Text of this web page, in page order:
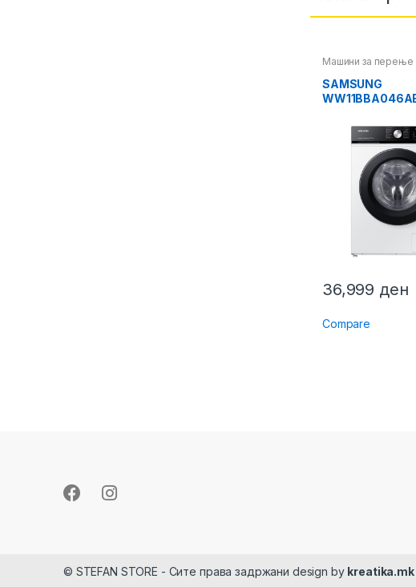
Машини за перење
SAMSUNG
36,999 ден
Compare
© STEFAN STORE - Сите права задржани design by kreatika.mk